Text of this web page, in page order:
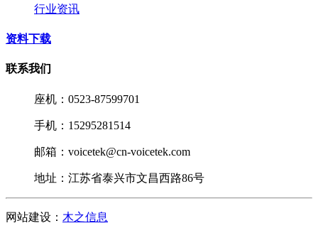
行业资讯
资料下载
联系我们
座机：0523-87599701
手机：15295281514
邮箱：voicetek@cn-voicetek.com
地址：江苏省泰兴市文昌西路86号
网站建设： 木之信息